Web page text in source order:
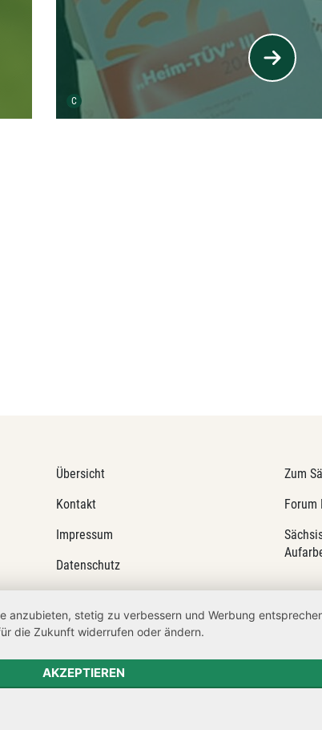
C Urheber der Grafik:
Übersicht
Kontakt
Impressum
Datenschutz
Transparenzanspruch
Hinweisgeberschutz
Barrierefreiheit
Zum
Forum
anzubieten, stetig zu verbessern und Werbung
die Zukunft widerrufen oder ändern.
AKZEPTIEREN